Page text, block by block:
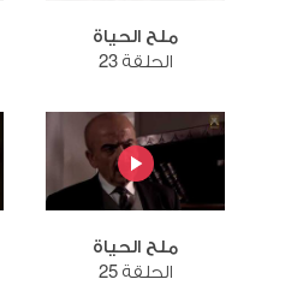
ملح الحياة
الحلقة 23
ملح الحياة
الحلقة 25